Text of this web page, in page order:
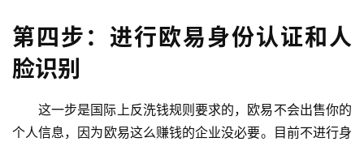
第四步：进行欧易身份认证和人
脸识别
这一步是国际上反洗钱规则要求的，欧易不会出售你的
个人信息，因为欧易这么赚钱的企业没必要。目前不进行身